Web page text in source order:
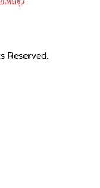
เพิ่มสูง
Reserved.